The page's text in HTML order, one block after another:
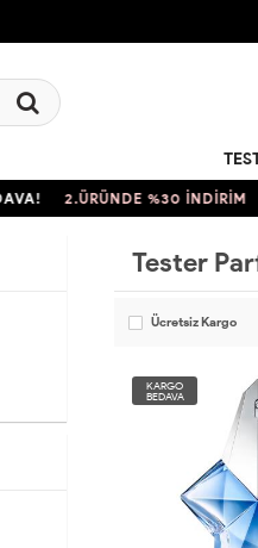
2.ÜRÜNDE %30 İNDİRİM
Tester
Ücretsiz Kargo
KARGO
BEDAVA